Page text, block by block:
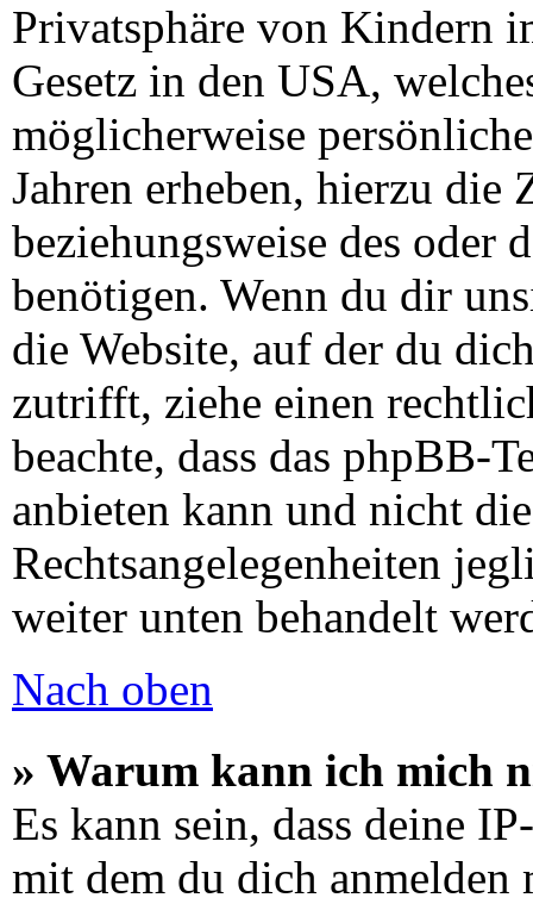
Privatsphäre von Kindern
Gesetz in den USA,
möglicherweise
Jahren erheben, hierzu die
beziehungsweise des oder
benötigen. Wenn du dir
die Website, auf der du
zutrifft, ziehe einen
beachte, dass das phpBB-
anbieten kann und nicht
Rechtsangelegenheiten
weiter unten behandelt
Nach oben
» Warum kann ich mich
Es kann sein, dass deine
mit dem du dich anmelden